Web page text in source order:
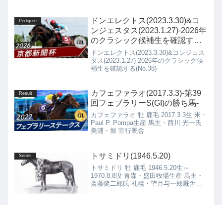
東京・尾形藤吉厩舎
Pedigree
ドンエレクトス(2023.3.30)&コ
ンジェスタス(2023.1.27)-2026年
のクラシック候補生を確認する
(No.38)-
ドンエレクトス(2023.3.30)&コンジェス
タス(2023.1.27)-2026年のクラシック候
補生を確認する(No.38)-
Result
カフェファラオ(2017.3.3)-第39
回フェブラリーS(GI)の勝ち馬-
カフェファラオ 牡 鹿毛 2017.3.3生 米・
Paul P. Pompa生産 馬主・西川 光一氏
美浦・堀 宣行厩舎
Series トサミドリ(1946.5.20)
トサミドリ 牡 鹿毛 1946.5.20生～
1970.8.8没 青森・盛田牧場生産 馬主・
斎藤健二郎氏 札幌・望月与一郎厩舎→